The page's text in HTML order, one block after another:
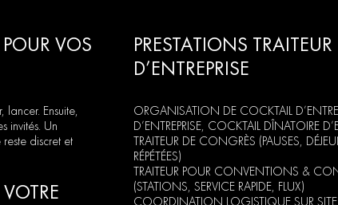
VOS
Ensuite,
invités. Un
discret et
PRESTATIONS TRAITEUR
D’ENTREPRISE
ORGANISATION DE COCKTAIL
D’ENTREPRISE, COCKTAIL DÎNATOIRE
TRAITEUR DE CONGRÈS (PAUSES,
RÉPÉTÉES)
TRAITEUR POUR CONVENTIONS &
(STATIONS, SERVICE RAPIDE, FLUX)